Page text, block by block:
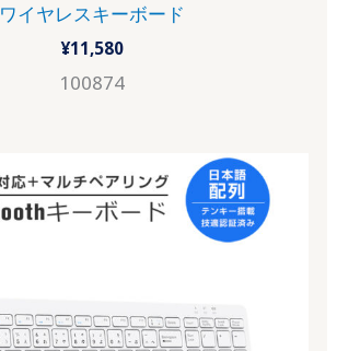
ワイヤレスキーボード
¥11,580
100874